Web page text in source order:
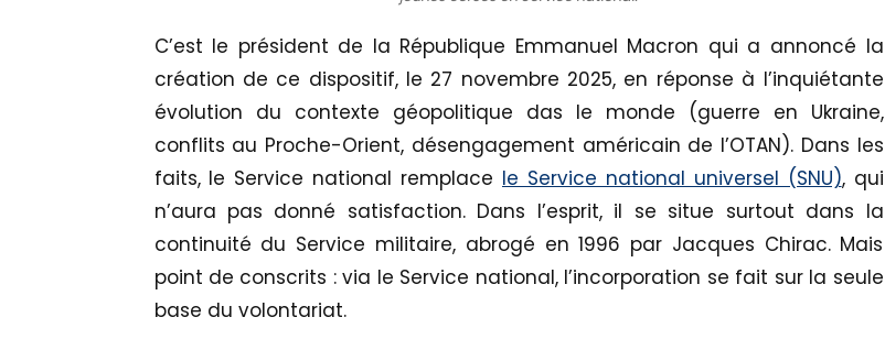
C’est le président de la République Emmanuel Macron qui a annoncé la
création de ce dispositif, le 27 novembre 2025, en réponse à l’inquiétante
évolution du contexte géopolitique das le monde (guerre en Ukraine,
conflits au Proche-Orient, désengagement américain de l’OTAN). Dans les
faits, le Service national remplace le Service national universel (SNU), qui
n’aura pas donné satisfaction. Dans l’esprit, il se situe surtout dans la
continuité du Service militaire, abrogé en 1996 par Jacques Chirac. Mais
point de conscrits : via le Service national, l’incorporation se fait sur la seule
base du volontariat.